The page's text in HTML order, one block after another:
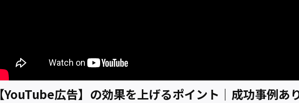
【YouTube広告】の効果を上げるポイント｜成功事例あ